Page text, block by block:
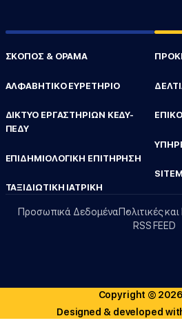
ΣΚΟΠΟΣ & ΟΡΑΜΑ
ΑΛΦΑΒΗΤΙΚΟ ΕΥΡΕΤΗΡΙΟ
ΔΙΚΤΥΟ ΕΡΓΑΣΤΗΡΙΩΝ ΚΕΔΥ-
ΠΕΔΥ
ΕΠΙΔΗΜΙΟΛΟΓΙΚΗ ΕΠΙΤΗΡΗΣΗ
ΤΑΞΙΔΙΩΤΙΚΗ ΙΑΤΡΙΚΗ
Προσωπικά ΔεδομέναΠολιτικές
RSS FEED
Copyright ©
Designed & developed